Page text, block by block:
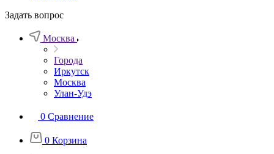
Задать вопрос
Москва
Города
Иркутск
Москва
Улан-Удэ
0 Сравнение
0 Корзина